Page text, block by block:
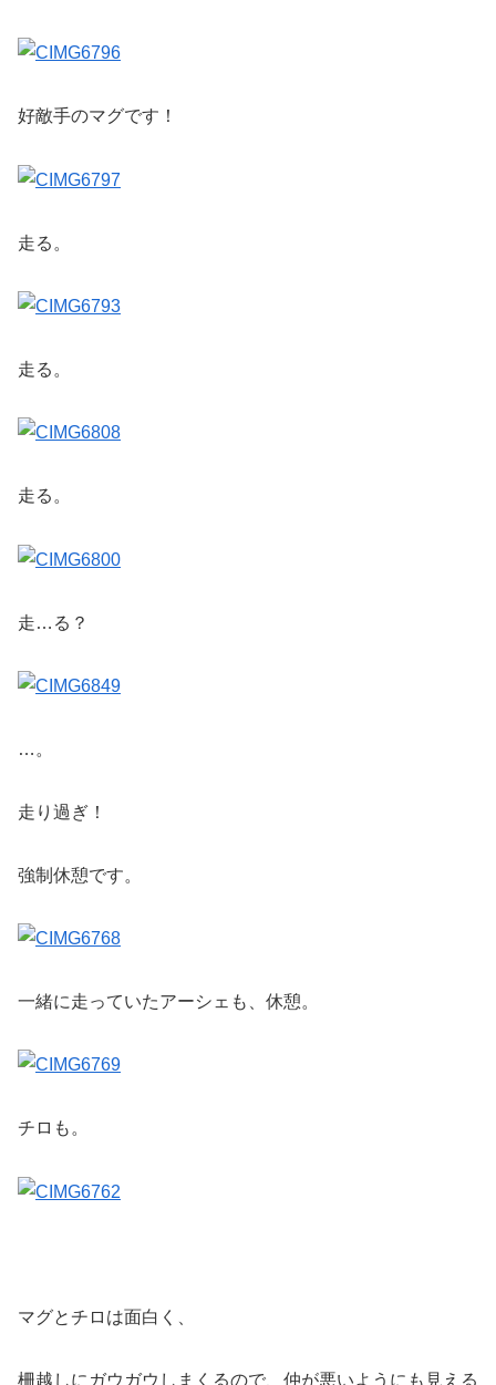
好敵手のマグです！
走る。
走る。
走る。
走…る？
…。
走り過ぎ！
強制休憩です。
一緒に走っていたアーシェも、休憩。
チロも。
マグとチロは面白く、
柵越しにガウガウしまくるので、仲が悪いようにも見える